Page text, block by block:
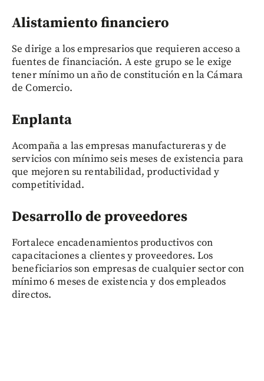
Alistamiento financiero
Se dirige a los empresarios que requieren acceso a
fuentes de financiación. A este grupo se le exige
tener mínimo un año de constitución en la Cámara
de Comercio.
Enplanta
Acompaña a las empresas manufactureras y de
servicios con mínimo seis meses de existencia para
que mejoren su rentabilidad, productividad y
competitividad.
Desarrollo de proveedores
Fortalece encadenamientos productivos con
capacitaciones a clientes y proveedores. Los
beneficiarios son empresas de cualquier sector con
mínimo 6 meses de existencia y dos empleados
directos.